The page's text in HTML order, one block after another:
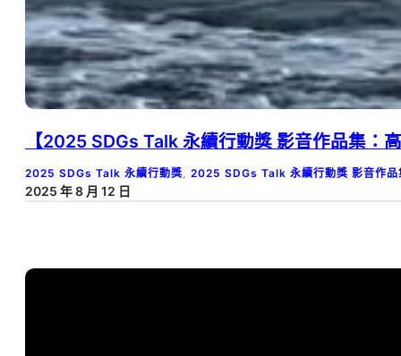
【2025 SDGs Talk 永續行動獎 影音作品集：
2025 SDGs Talk 永續行動獎 2025 SDGs Talk 永續行動獎 影音作品
2025 年 8 月 12 日